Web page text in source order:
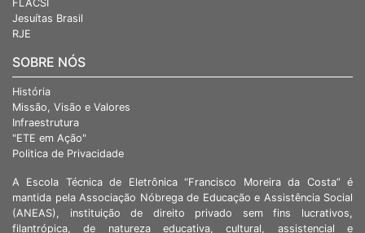
FLACSI
Jesuítas Brasil
RJE
SOBRE NÓS
História
Missão, Visão e Valores
Infraestrutura
"ETE em Ação"
Politica de Privacidade
A Escola Técnica de Eletrônica “Francisco Moreira da Costa” é
mantida pela Associação Nóbrega de Educação e Assistência Social
(ANEAS), instituição de direito privado sem fins lucrativos,
filantrópica, de natureza educativa, cultural, assistencial e